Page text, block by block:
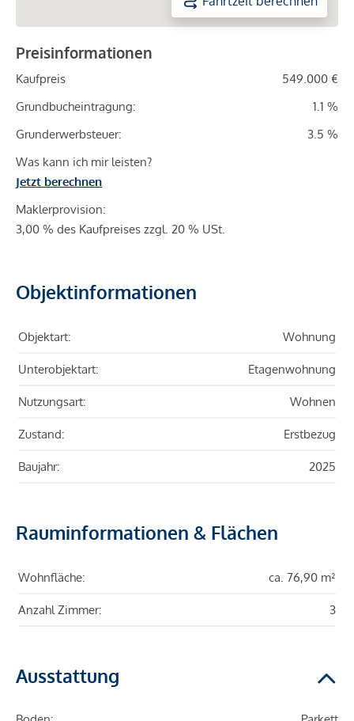
Preisinformationen
Kaufpreis
549.000 €
Grundbucheintragung:
1.1 %
Grunderwerbsteuer:
3.5 %
Was kann ich mir leisten?
Jetzt berechnen
Maklerprovision:
3,00 % des Kaufpreises zzgl. 20 % USt.
Objektinformationen
Objektart: Wohnung
Unterobjektart: Etagenwohnung
Nutzungsart: Wohnen
Zustand: Erstbezug
Baujahr: 2025
Rauminformationen & Flächen
Wohnfläche: ca. 76,90 m²
Anzahl Zimmer: 3
Ausstattung